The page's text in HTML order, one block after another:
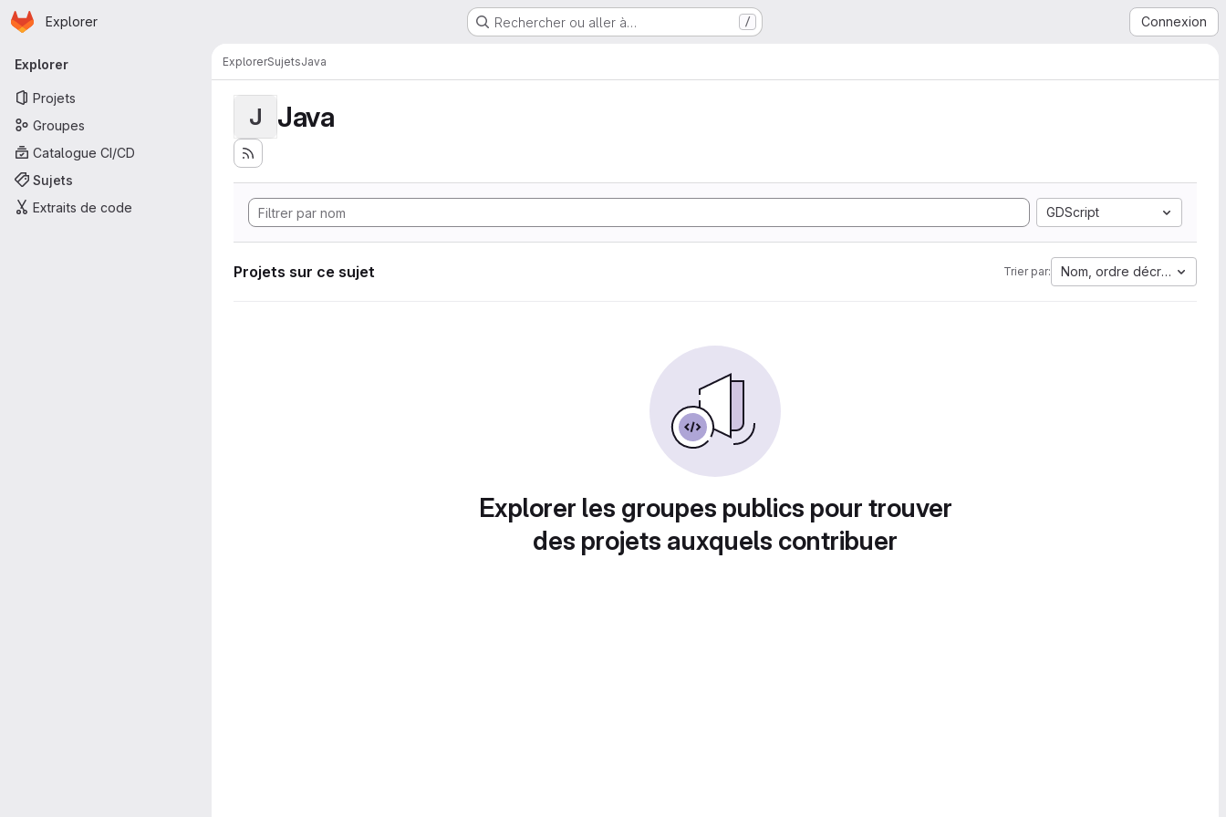
Passer au contenu principal
Page d'accueil
Explorer Rechercher ou aller à… / Connexion
Navigation principale
Explorer
Projets
Groupes
Catalogue CI/CD
Sujets
Extraits de code
ExplorerSujetsJava
J Java
GDScript
Projets sur ce sujet Trier par: Nom, ordre décroissant
Explorer les groupes publics pour trouver
des projets auxquels contribuer